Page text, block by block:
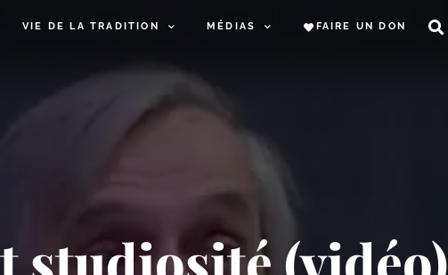
VIE DE LA TRADITION MÉDIAS FAIRE UN DON
studiosité (vidéo)